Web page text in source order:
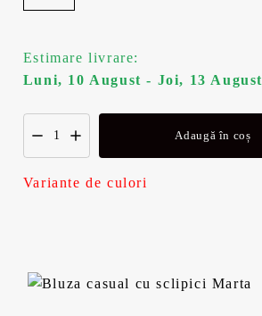
s
t
:
7
,
:
6
3
,
9
Estimare livrare:
Luni, 10 August - Joi, 13 August
Adaugă în coș
Variante de culori